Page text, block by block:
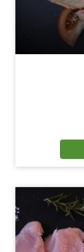
ha
varianti.
possono
essere
scelte